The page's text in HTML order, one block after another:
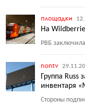
площадки
На
РВБ
nontv
Группа
инвентаря
Стороны